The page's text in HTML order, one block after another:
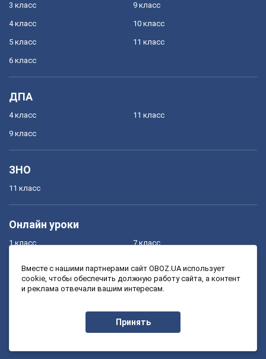
3 класс
4 класс
5 класс
6 класс
9 класс
10 класс
11 класс
ДПА
4 класс
9 класс
11 класс
ЗНО
11 класс
Онлайн уроки
1 класс
3 класс
7 класс
9 класс
Вместе с нашими партнерами сайт OBOZ.UA использует
cookie, чтобы обеспечить должную работу сайта, а контент
и реклама отвечали вашим интересам.
Принять